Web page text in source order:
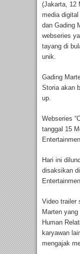
(Jakarta, 12
media
dan Gading
webseries
tayang di
unik.
Gading
Storia akan
up.
Webseries
tanggal 15
Hari ini
disaksikan
Video trailer
Marten
Human
karyawan
mengajak